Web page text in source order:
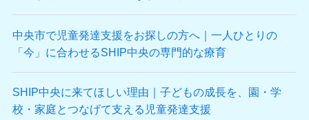
中央市で児童発達支援をお探しの方へ｜一人ひとりの
「今」に合わせるSHIP中央の専門的な療育
SHIP中央に来てほしい理由｜子どもの成長を、園・学
校・家庭とつなげて支える児童発達支援